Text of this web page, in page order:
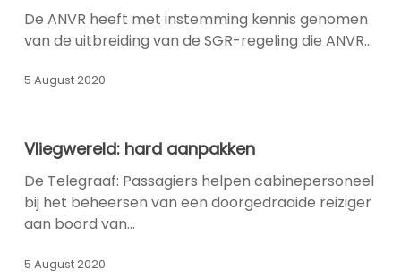
SGR-
garantie
biedt
De ANVR heeft met instemming kennis genomen
van de uitbreiding van de SGR-regeling die ANVR…
5 August 2020
hard
aanpakken
Vliegwereld: hard aanpakken
De Telegraaf: Passagiers helpen cabinepersoneel
bij het beheersen van een doorgedraaide reiziger
aan boord van…
5 August 2020